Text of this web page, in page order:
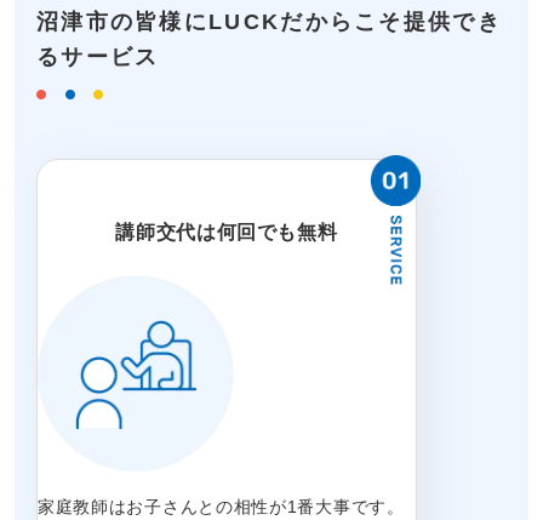
沼津市の皆様にLUCKだからこそ提供でき
るサービス
講師交代は何回でも無料
家庭教師はお子さんとの相性が1番大事です。